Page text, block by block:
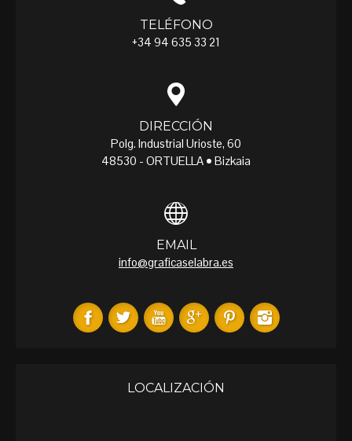
TELÉFONO
+34 94 635 33 21
DIRECCIÓN
Polg. Industrial Urioste, 60
48530 - ORTUELLA • Bizkaia
EMAIL
info@graficaselabra.es
LOCALIZACIÓN